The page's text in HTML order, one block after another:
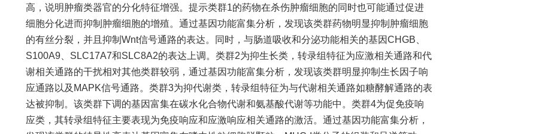
高，说明肿瘤类器官的分化特征增强。提示类群1的药物在杀伤肿瘤细胞的同时也可能通过促进
细胞分化进而抑制肿瘤细胞的增殖。通过基因功能富集分析，发现该类群药物明显抑制肿瘤细胞
的有丝分裂，并且抑制Wnt信号通路的表达。同时，与肠道吸收和分泌功能相关的基因CHGB、
S100A9、SLC17A7和SLC8A2的表达上调。类群2为抑生长类，转录组特征为应激相关通路和代
谢相关通路的干扰相对其他类群较弱，通过基因功能富集分析，发现该类群明显抑制生长因子响
应通路以及MAPK信号通路。类群3为抑代谢类，转录组特征为与代谢相关通路如糖酵解通路的表
达被抑制。该类群下调的基因富集在碳水化合物代谢和氨基酸代谢等功能中。类群4为促免疫响
应类，其转录组特征主要表现为免疫响应和应激响应相关通路的激活。通过基因功能富集分析，